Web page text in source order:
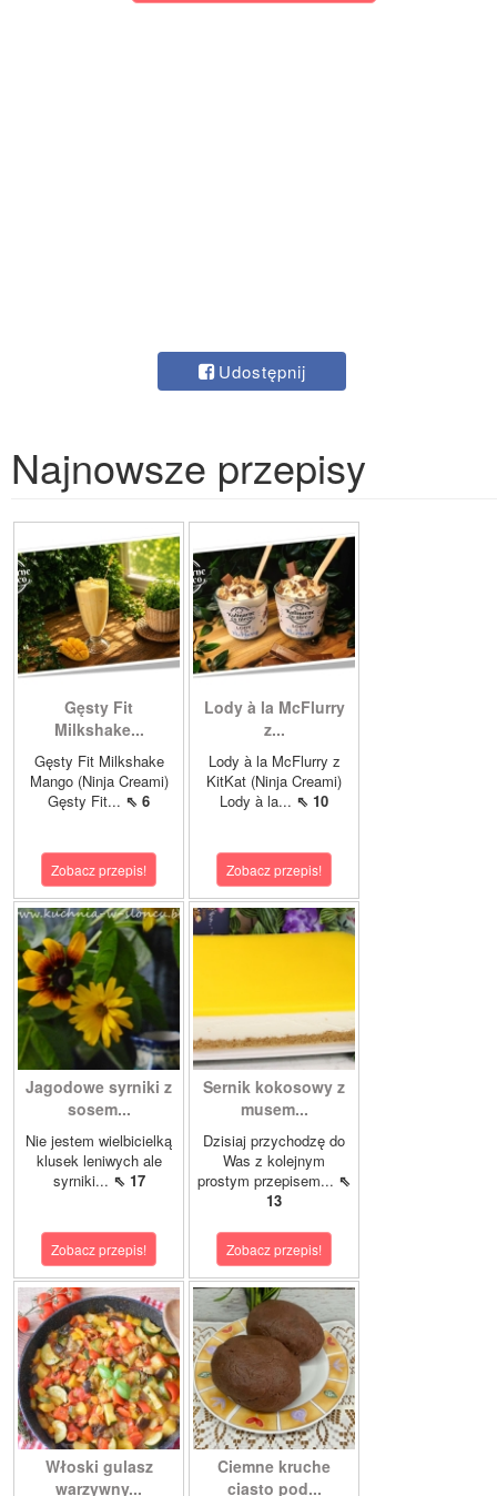
Udostępnij
Najnowsze przepisy
Gęsty Fit
Milkshake...
Gęsty Fit Milkshake
Mango (Ninja Creami)
Gęsty Fit... ⇖ 6
Zobacz przepis!
Lody à la McFlurry
z...
Lody à la McFlurry z
KitKat (Ninja Creami)
Lody à la... ⇖ 10
Zobacz przepis!
Jagodowe syrniki z
sosem...
Nie jestem wielbicielką
klusek leniwych ale
syrniki... ⇖ 17
Zobacz przepis!
Sernik kokosowy z
musem...
Dzisiaj przychodzę do
Was z kolejnym
prostym przepisem... ⇖
13
Zobacz przepis!
Włoski gulasz
warzywny...
Ciemne kruche
ciasto pod...